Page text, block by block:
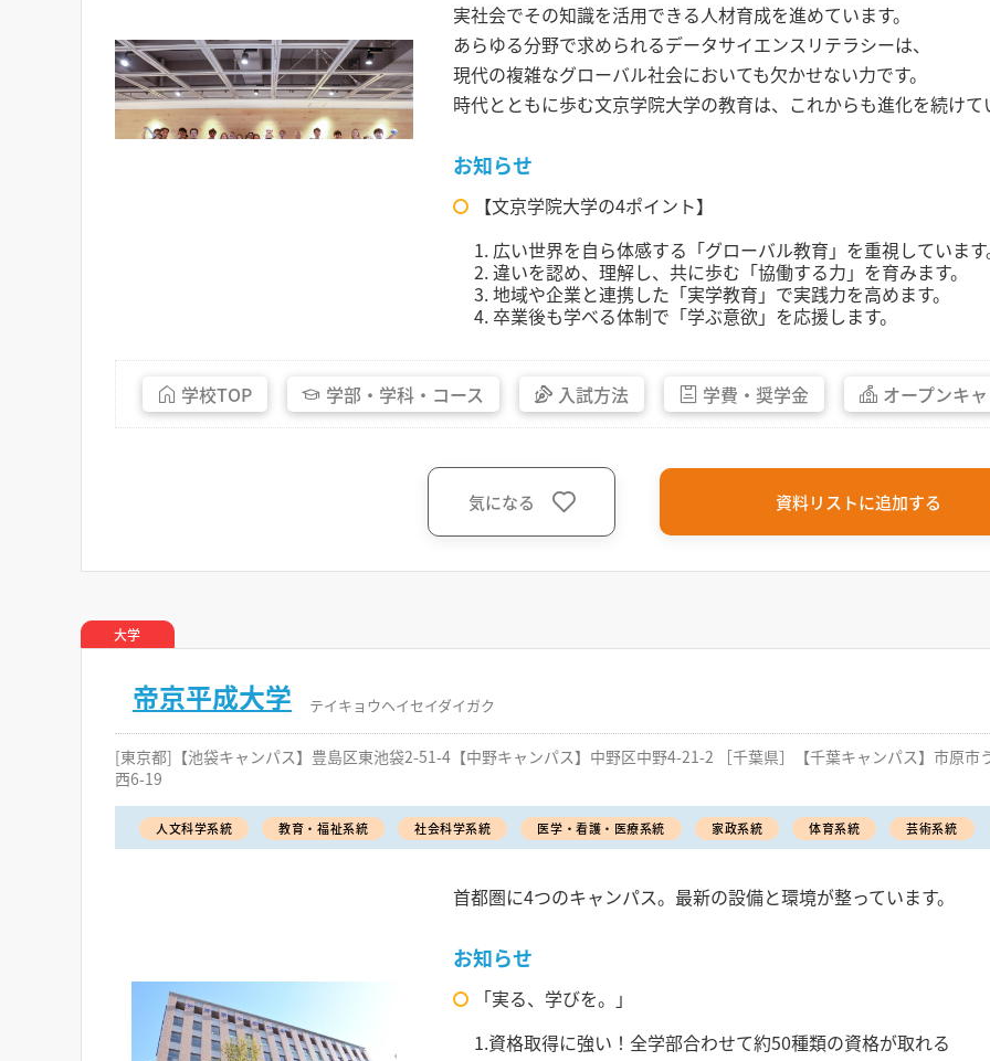
実社会でその知識を活用できる人材育成を進めています。
あらゆる分野で求められるデータサイエンスリテラシーは、
現代の複雑なグローバル社会においても欠かせない力です。
時代とともに歩む文京学院大学の教育は、これからも進化を続けて
お知らせ
【文京学院大学の4ポイント】
1. 広い世界を自ら体感する「グローバル教育」を重視しています
2. 違いを認め、理解し、共に歩む「協働する力」を育みます。
3. 地域や企業と連携した「実学教育」で実践力を高めます。
4. 卒業後も学べる体制で「学ぶ意欲」を応援します。
学校TOP 学部・ 学科・ コース 入試方法 学費・ 奨学金 オープンキ
気になる 資料リストに追加する
大学
帝京平成大学 テイキョウヘイセイダイガク
[東京都]【池袋キャンパス】豊島区東池袋2-51-4【中野キャンパス】中野区中野4-21-2 ［千葉県］【千葉キャンパス】市原
西6-19
人文科学系統 教育・福祉系統 社会科学系統 医学・看護・医療系統 家政系統 体育系統 芸術系統
首都圏に4つのキャンパス。最新の設備と環境が整っています。
お知らせ
「実る、学びを。」
1.資格取得に強い！全学部合わせて約50種類の資格が取れる